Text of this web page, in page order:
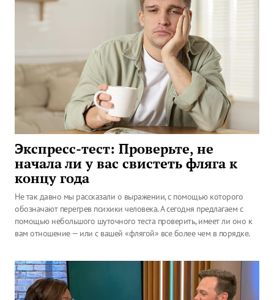
Экспресс-тест: Проверьте, не
начала ли у вас свистеть фляга к
концу года
Не так давно мы рассказали о выражении, с помощью которого
обозначают перегрев психики человека. А сегодня предлагаем с
помощью небольшого шуточного теста проверить, имеет ли оно к
вам отношение — или с вашей «флягой» все более чем в порядке.